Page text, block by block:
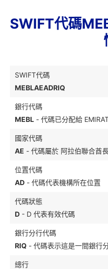
SWIFT代碼
SWIFT代碼
MEBLAEADRIQ
銀行代碼
MEBL - 代碼已分配給
國家代碼
AE - 代碼屬於 阿拉伯聯合酋
位置代碼
AD - 代碼代表機構所在位置
代碼狀態
D - D 代表有效代碼
銀行分行代碼
RIQ - 代碼表示這是一間銀行
總行